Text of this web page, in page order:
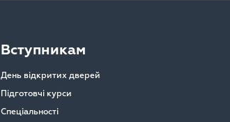
Вступникам
День відкритих дверей
Підготовчі курси
Спеціальності